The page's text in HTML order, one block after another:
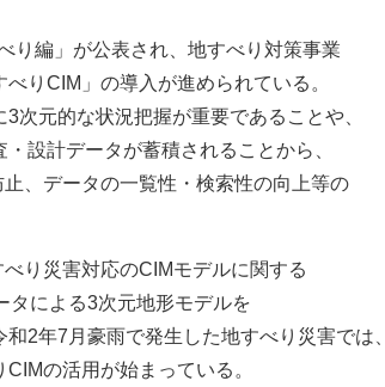
り編」が公表され、地すべり対策事業
りCIM」の導入が進められている。
元的な状況把握が重要であることや、
設計データが蓄積されることから、
、データの一覧性・検索性の向上等の
り災害対応のCIMモデルに関する
タによる3次元地形モデルを
2年7月豪雨で発生した地すべり災害では、
の活用が始まっている。